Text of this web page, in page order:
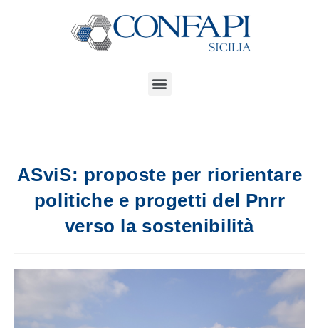
ASviS: proposte per riorientare
politiche e progetti del Pnrr
verso la sostenibilità